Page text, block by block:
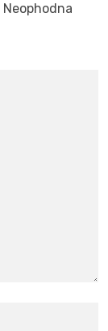
Neophodna